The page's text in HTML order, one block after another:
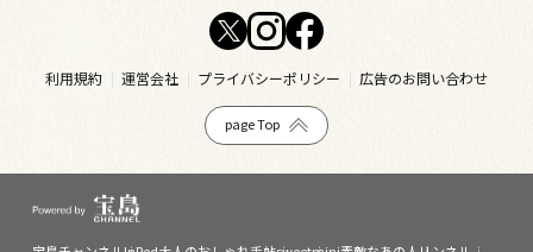
利用規約 運営会社 プライバシーポリシー 広告のお問い合わせ
page Top